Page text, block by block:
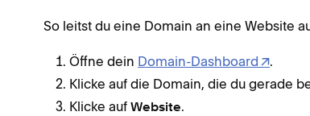
So leitst du eine Domain an eine Website
Öffne dein Domain-Dashboard
.
Klicke auf die Domain, die du gerade
Klicke auf Website.